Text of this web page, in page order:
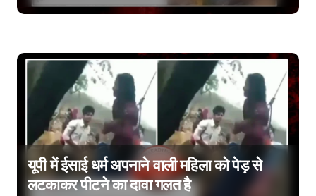
o
यूपी में ईसाई धर्म अपनाने वाली महिला को पेड़ से
लटकाकर पीटने का दावा गलत है